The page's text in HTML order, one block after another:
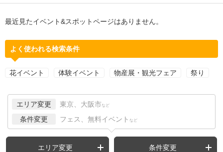
最近見たイベント&スポットページはありません。
よく使われる検索条件
花イベント 体験イベント 物産展・観光フェア 祭り
エリア変更 東京、大阪市 など
条件変更 フェス、無料イベント など
エリア変更 条件変更